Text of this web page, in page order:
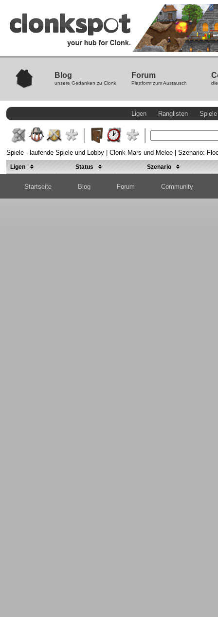
Blog
unsere Gedanken zu Clonk
Forum
Plattform zum Austausch
Ligen Ranglisten Spiele
Spiele - laufende Spiele und Lobby | Clonk Mars und Melee | Szenario:
Ligen Status Szenario
Startseite Blog Forum Community